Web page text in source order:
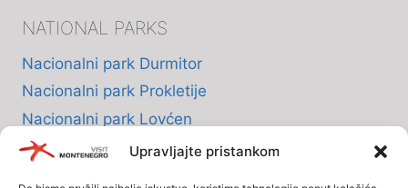
Upravljajte pristankom
NATIONAL PARKS
Nacionalni park Durmitor
Nacionalni park Prokletije
Nacionalni park Lovćen
Nacionalni park Skadarsko jezero